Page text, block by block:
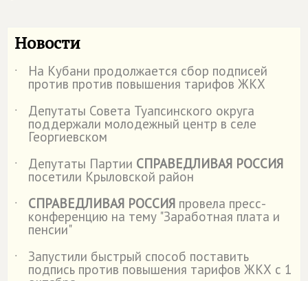
Новости
˙ На Кубани продолжается сбор подписей
против против повышения тарифов ЖКХ
˙
Депутаты Совета Туапсинского округа
поддержали молодежный центр в селе
Георгиевском
˙
Депутаты Партии СПРАВЕДЛИВАЯ РОССИЯ
посетили Крыловской район
˙
СПРАВЕДЛИВАЯ РОССИЯ провела пресс-
конференцию на тему "Заработная плата и
пенсии"
˙
Запустили быстрый способ поставить
подпись против повышения тарифов ЖКХ с 1